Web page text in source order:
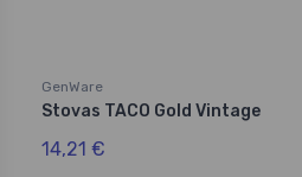
GenWare
Stovas TACO Gold Vintage
14,21 €